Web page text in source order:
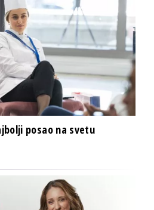
posao na svetu